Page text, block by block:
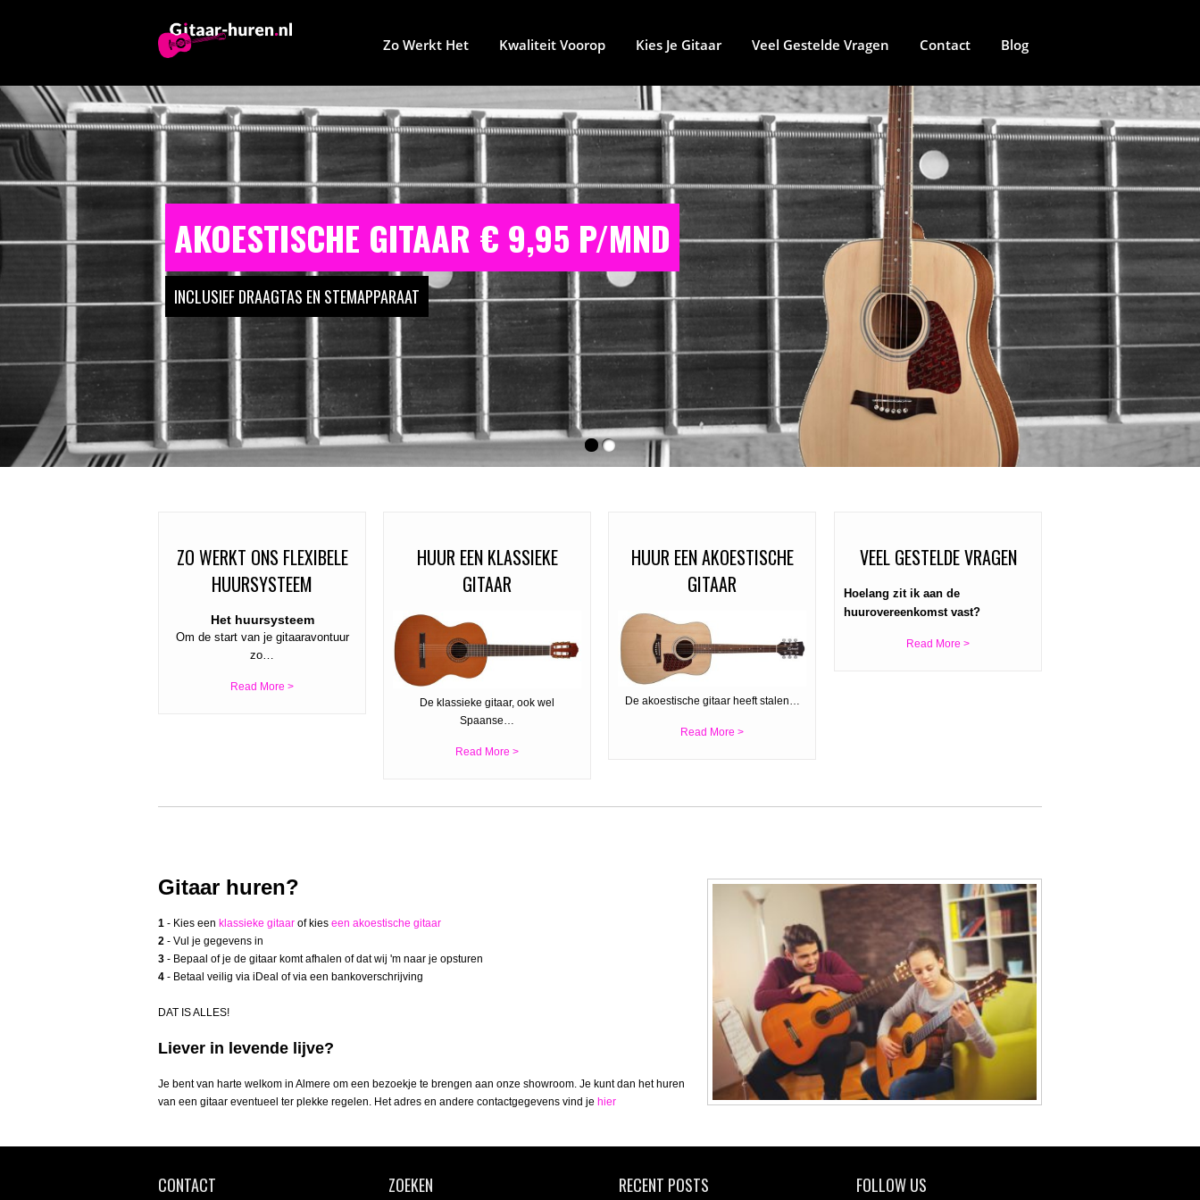
Zo Werkt Het Kwaliteit Voorop Kies Je Gitaar Veel Gestelde Vragen Contact Blog
AKOESTISCHE GITAAR € 9,95 P/MND
INCLUSIEF DRAAGTAS EN STEMAPPARAAT
ZO WERKT ONS FLEXIBELE
HUURSYSTEEM
Het huursysteem
Om de start van je gitaaravontuur
zo…
Read More >
HUUR EEN KLASSIEKE
GITAAR
De klassieke gitaar, ook wel
Spaanse…
Read More >
HUUR EEN AKOESTISCHE
GITAAR
De akoestische gitaar heeft stalen…
Read More >
VEEL GESTELDE VRAGEN
Hoelang zit ik aan de
huurovereenkomst vast?
Read More >
Gitaar huren?
1 - Kies een klassieke gitaar of kies een akoestische gitaar
2 - Vul je gegevens in
3 - Bepaal of je de gitaar komt afhalen of dat wij 'm naar je opsturen
4 - Betaal veilig via iDeal of via een bankoverschrijving
DAT IS ALLES!
Liever in levende lijve?
Je bent van harte welkom in Almere om een bezoekje te brengen aan onze showroom. Je kunt dan het huren
van een gitaar eventueel ter plekke regelen. Het adres en andere contactgegevens vind je hier
CONTACT ZOEKEN RECENT POSTS FOLLOW US